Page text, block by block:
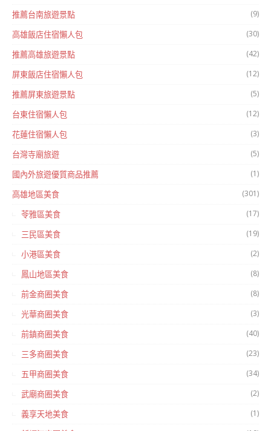
推薦台南旅遊景點 (9)
高雄飯店住宿懶人包 (30)
推薦高雄旅遊景點 (42)
屏東飯店住宿懶人包 (12)
推薦屏東旅遊景點 (5)
台東住宿懶人包 (12)
花蓮住宿懶人包 (3)
台灣寺廟旅遊 (5)
國內外旅遊優質商品推薦 (1)
高雄地區美食 (301)
苓雅區美食 (17)
三民區美食 (19)
小港區美食 (2)
鳳山地區美食 (8)
前金商圈美食 (8)
光華商圈美食 (3)
前鎮商圈美食 (40)
三多商圈美食 (23)
五甲商圈美食 (34)
武廟商圈美食 (2)
義享天地美食 (1)